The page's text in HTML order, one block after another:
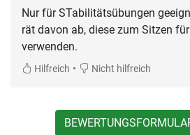
Nur für STabilitätsübungen
rät davon ab, diese zum Sitzen
verwenden.
Hilfreich • Nicht hilfreich